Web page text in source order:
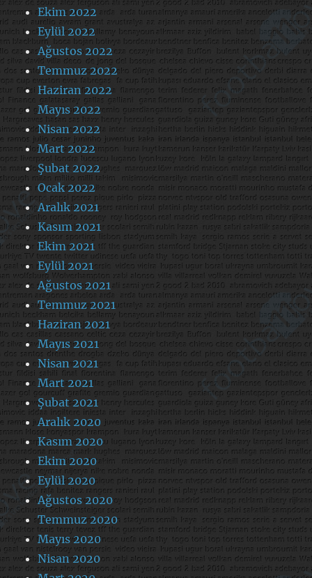
Ekim 2022
Eylül 2022
Ağustos 2022
Temmuz 2022
Haziran 2022
Mayıs 2022
Nisan 2022
Mart 2022
Şubat 2022
Ocak 2022
Aralık 2021
Kasım 2021
Ekim 2021
Eylül 2021
Ağustos 2021
Temmuz 2021
Haziran 2021
Mayıs 2021
Nisan 2021
Mart 2021
Şubat 2021
Aralık 2020
Kasım 2020
Ekim 2020
Eylül 2020
Ağustos 2020
Temmuz 2020
Mayıs 2020
Nisan 2020